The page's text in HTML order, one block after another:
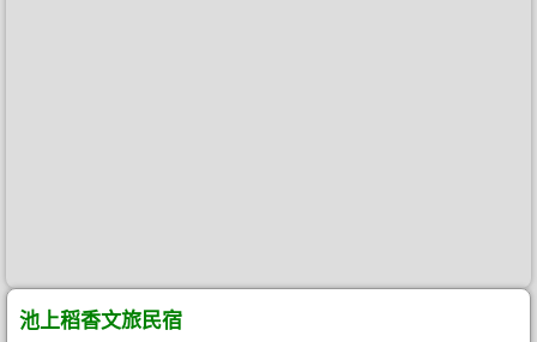
池上稻香文旅民宿